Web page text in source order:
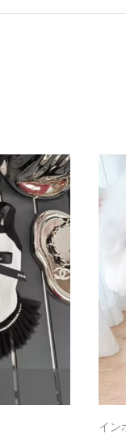
イン